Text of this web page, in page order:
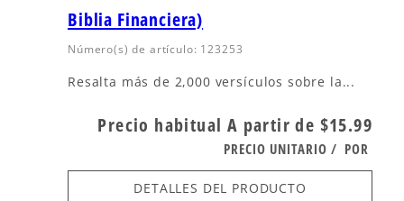
Biblia Financiera)
Número(s) de artículo: 123253
Resalta más de 2,000 versículos sobre la...
Precio habitual A partir de $15.99
PRECIO UNITARIO / POR
DETALLES DEL PRODUCTO